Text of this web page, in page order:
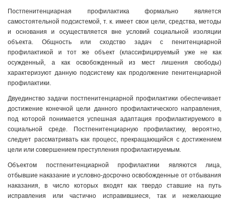
Постпенитенциарная профилактика формально является
самостоятельной подсистемой, т. к. имеет свои цели, средства, методы
и основания и осуществляется вне условий социальной изоляции
объекта. Общность или сходство задач с пенитенциарной
профилактикой и тот же объект (классифицируемый уже не как
осужденный, а как освобожденный из мест лишения свободы)
характеризуют данную подсистему как продолжение пенитенциарной
профилактики.
Двуединство задачи постпенитенциарной профилактики обеспечивает
достижение конечной цели данного профилактического направления,
под которой понимается успешная адаптация профилактируемого в
социальной среде. Постпенитенциарную профилактику, вероятно,
следует рассматривать как процесс, прекращающийся с достижением
цели или совершением преступления профилактируемым.
Объектом постпенитенциарной профилактики являются лица,
отбывшие наказание и условно-досрочно освобожденные от отбывания
наказания, в число которых входят как твердо ставшие на путь
исправления или частично исправившиеся, так и нежелающие